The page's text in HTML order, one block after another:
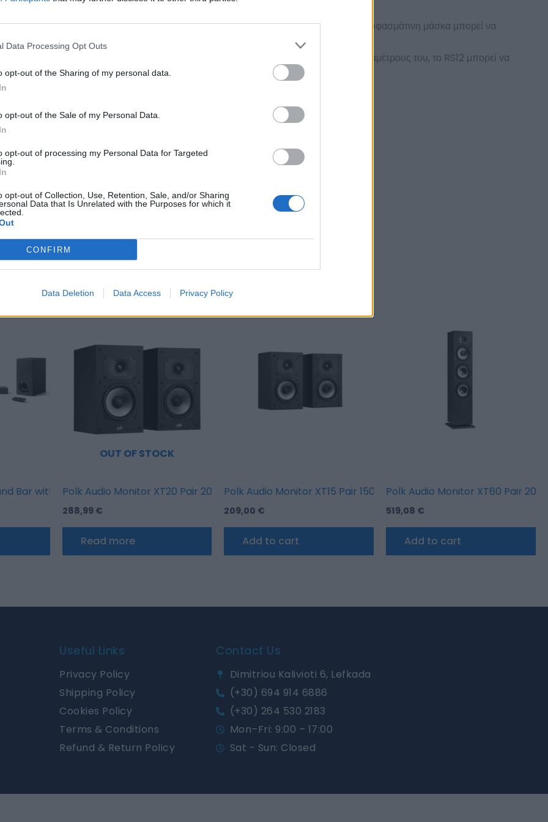
Data Processing Opt Outs
opt-out of the Sharing of my personal data.
opt-out of the Sale of my Personal Data.
opt-out of processing my Personal Data for Targeted
opt-out of Collection, Use, Retention, Sale, and/or Sharing
Data that Is Unrelated with the Purposes for which it
CONFIRM
Data Deletion Data Access Privacy Policy
ή φινίρισμα μόκα. Το RS12 έχει πλάτος 360 mm και ύψος 465 mm. Η τυπική υφασμάτινη μάσκα μπορεί να
μπάσων.
σε κάθε οικιακό κινηματογράφο ή σύστημα hi-fi. Χάρη στις μεταβλητές παραμέτρους του, το RS12 μπορεί να
πάντα τα βέλτιστα αποτελέσματα ήχου.
Bar with Wireless Subwoofer and Google Chromecast
OUT OF STOCK
Polk Audio Monitor XT20 Pair 200W 2 way
288,99 €
Read more
Polk Audio Monitor XT15 Pair 150W 2 way
209,00 €
Add to cart
Polk Audio Monitor XT60 Pair
519,08 €
Add to cart
Useful Links
Privacy Policy
Shipping Policy
Cookies Policy
Terms & Conditions
Refund & Return Policy
Contact Us
Dimitriou Kalivioti 6, Lefkada
(+30) 694 914 6886
(+30) 264 530 2183
Mon–Fri: 9:00 – 17:00
Sat - Sun: Closed